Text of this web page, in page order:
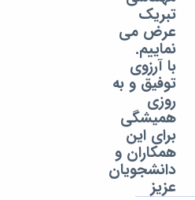
تبریک
عرض می
نماییم.
با آرزوی
توفیق و به
روزی
همیشگی
برای این
همکاران و
دانشجویان
عزیز